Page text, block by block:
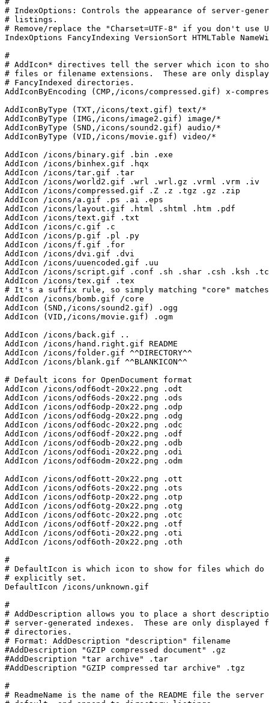
# IndexOptions: Controls the appearance of server-
# listings.
# Remove/replace the "Charset=UTF-8" if you don't use
IndexOptions FancyIndexing VersionSort HTMLTable
#
# AddIcon* directives tell the server which icon to
# files or filename extensions.  These are only
# FancyIndexed directories.
AddIconByEncoding (CMP,/icons/compressed.gif) x-
AddIconByType (TXT,/icons/text.gif) text/*
AddIconByType (IMG,/icons/image2.gif) image/*
AddIconByType (SND,/icons/sound2.gif) audio/*
AddIconByType (VID,/icons/movie.gif) video/*
AddIcon /icons/binary.gif .bin .exe
AddIcon /icons/binhex.gif .hqx
AddIcon /icons/tar.gif .tar
AddIcon /icons/world2.gif .wrl .wrl.gz .vrml .vrm .iv
AddIcon /icons/compressed.gif .Z .z .tgz .gz .zip
AddIcon /icons/a.gif .ps .ai .eps
AddIcon /icons/layout.gif .html .shtml .htm .pdf
AddIcon /icons/text.gif .txt
AddIcon /icons/c.gif .c
AddIcon /icons/p.gif .pl .py
AddIcon /icons/f.gif .for
AddIcon /icons/dvi.gif .dvi
AddIcon /icons/uuencoded.gif .uu
AddIcon /icons/script.gif .conf .sh .shar .csh .ksh
AddIcon /icons/tex.gif .tex
# It's a suffix rule, so simply matching "core"
AddIcon /icons/bomb.gif /core
AddIcon (SND,/icons/sound2.gif) .ogg
AddIcon (VID,/icons/movie.gif) .ogm
AddIcon /icons/back.gif ..
AddIcon /icons/hand.right.gif README
AddIcon /icons/folder.gif ^^DIRECTORY^^
AddIcon /icons/blank.gif ^^BLANKICON^^
# Default icons for OpenDocument format
AddIcon /icons/odf6odt-20x22.png .odt
AddIcon /icons/odf6ods-20x22.png .ods
AddIcon /icons/odf6odp-20x22.png .odp
AddIcon /icons/odf6odg-20x22.png .odg
AddIcon /icons/odf6odc-20x22.png .odc
AddIcon /icons/odf6odf-20x22.png .odf
AddIcon /icons/odf6odb-20x22.png .odb
AddIcon /icons/odf6odi-20x22.png .odi
AddIcon /icons/odf6odm-20x22.png .odm
AddIcon /icons/odf6ott-20x22.png .ott
AddIcon /icons/odf6ots-20x22.png .ots
AddIcon /icons/odf6otp-20x22.png .otp
AddIcon /icons/odf6otg-20x22.png .otg
AddIcon /icons/odf6otc-20x22.png .otc
AddIcon /icons/odf6otf-20x22.png .otf
AddIcon /icons/odf6oti-20x22.png .oti
AddIcon /icons/odf6oth-20x22.png .oth
#
# DefaultIcon is which icon to show for files which do
# explicitly set.
DefaultIcon /icons/unknown.gif
#
# AddDescription allows you to place a short
# server-generated indexes.  These are only displayed
# directories.
# Format: AddDescription "description" filename
#AddDescription "GZIP compressed document" .gz
#AddDescription "tar archive" .tar
#AddDescription "GZIP compressed tar archive" .tgz
#
# ReadmeName is the name of the README file the